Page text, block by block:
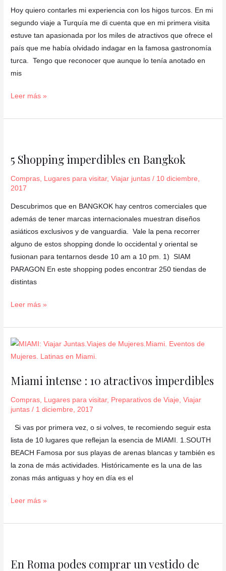
Hoy quiero contarles mi experiencia con los higos turcos. En mi
segundo viaje a Turquía me di cuenta que en mi primera visita
estuve tan apasionada por los miles de atractivos que ofrece el
país que me había olvidado indagar en la famosa gastronomía
turca. Tengo que reconocer que aunque lo tenía anotado en
mis
higos
en
Turquía?
Leer más »
5 Shopping imperdibles en Bangkok
Compras Lugares para visitar,Viajar juntas / 10 diciembre,
2017
Descubrimos que en BANGKOK hay centros comerciales que
además de tener marcas internacionales muestran diseños
asiáticos exclusivos y de vanguardia. Vale la pena recorrer
alguno de estos shopping donde lo occidental y oriental se
fusionan para tentarnos desde 10 am a 10 pm. 1) SIAM
PARAGON En este shopping podes encontrar 250 tiendas de
distintas
imperdibles
Bangkok
Leer más »
Miami intense : 10 atractivos imperdibles
Compras Lugares para visitar, Preparativos de Viaje ,Viajar
juntas / 1 diciembre, 2017
Si vas por primera vez, o si volves, te recomiendo seguir esta
lista de 10 lugares que reflejan la esencia de MIAMI. 1.SOUTH
BEACH Famosa por sus playas de arenas blancas y también es
la zona de más actividades. Históricamente es la una de las
zonas más antiguas y hoy en día es el
Miami
intense
10
imperdibles
Leer más »
En Roma podes comprar un vestido de
podes